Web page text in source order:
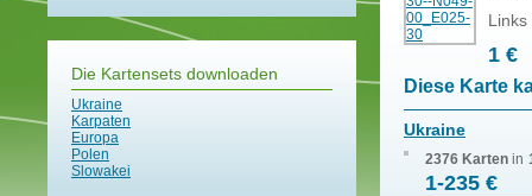
Die Kartensets downloaden
Ukraine
Karpaten
Europa
Polen
Slowakei
1 €
Diese Karte
Ukraine
2376 Karten in
1-235 €